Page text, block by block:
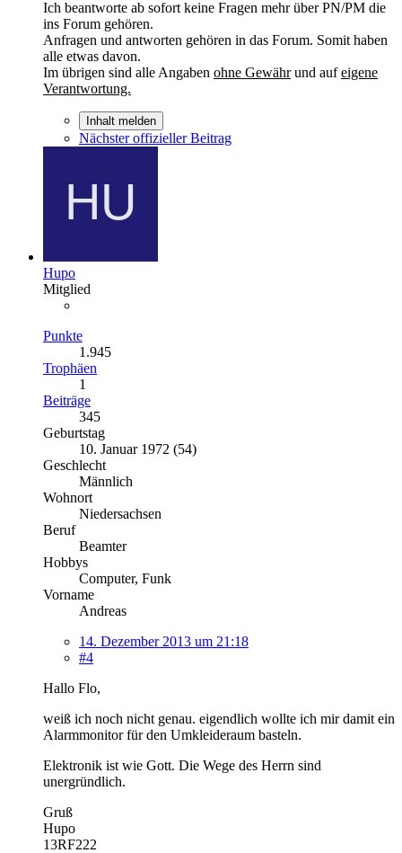
Ich beantworte ab sofort keine Fragen mehr über PN/PM die
ins Forum gehören.
Anfragen und antworten gehören in das Forum. Somit haben
alle etwas davon.
Im übrigen sind alle Angaben ohne Gewährund aufeigene
Verantwortung.
Inhalt melden
Nächster offizieller Beitrag
Hupo
Mitglied
Punkte
1.945
Trophäen
1
Beiträge
345
Geburtstag
10. Januar 1972 (54)
Geschlecht
Männlich
Wohnort
Niedersachsen
Beruf
Beamter
Hobbys
Computer, Funk
Vorname
Andreas
14. Dezember 2013 um 21:18
#4
Hallo Flo,
weiß ich noch nicht genau. eigendlich wollte ich mir damit ein
Alarmmonitor für den Umkleideraum basteln.
Elektronik ist wie Gott. Die Wege des Herrn sind
unergründlich.
Gruß
Hupo
13RF222